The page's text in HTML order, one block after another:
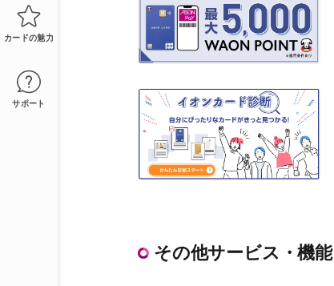
その他サービス・機能
カードの魅力
サポート